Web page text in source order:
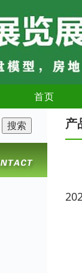
首页
产